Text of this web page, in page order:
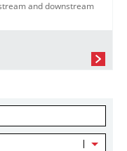
and downstream